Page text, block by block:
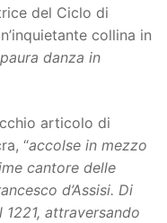
del Ciclo di
collina in
danza in
articolo di
“accolse in mezzo
cantore delle
d’Assisi. Di
attraversando